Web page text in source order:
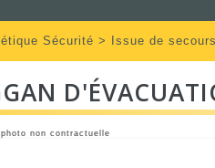
Sécurité > Issue de
non contractuelle